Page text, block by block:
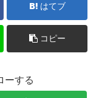
はてブ
コピー
ーする